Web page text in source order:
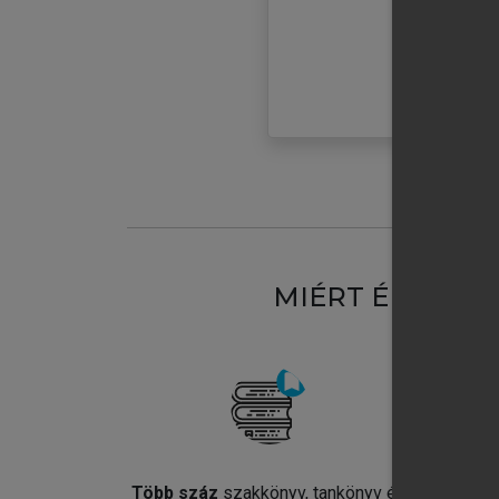
MIÉRT
Több száz szakkönyv, tankönyv és